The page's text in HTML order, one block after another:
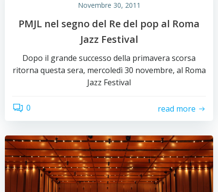
Novembre 30, 2011
PMJL nel segno del Re del pop al Roma
Jazz Festival
Dopo il grande successo della primavera scorsa
ritorna questa sera, mercoledì 30 novembre, al Roma
Jazz Festival
0 read more